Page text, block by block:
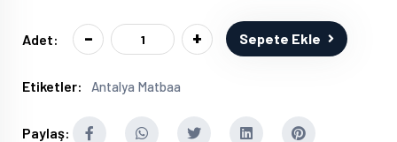
Adet: - + Sepete Ekle
Etiketler: Antalya Matbaa
Paylaş: